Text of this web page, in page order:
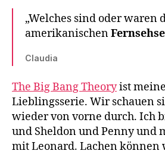
„Welches sind oder waren
amerikanischen
Claudia
The Big Bang Theoryist
Lieblingsserie. Wir schauen
wieder von vorne durch. Ich
und Sheldon und Penny und
mit Leonard. Lachen können